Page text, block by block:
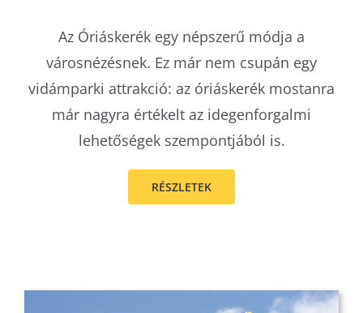
Az Óriáskerék egy népszerű módja a
városnézésnek. Ez már nem csupán egy
vidámparki attrakció: az óriáskerék mostanra
már nagyra értékelt az idegenforgalmi
lehetőségek szempontjából is.
RÉSZLETEK